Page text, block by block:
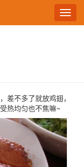
差不多了就放鸡翅，
热均匀也不焦嘛~